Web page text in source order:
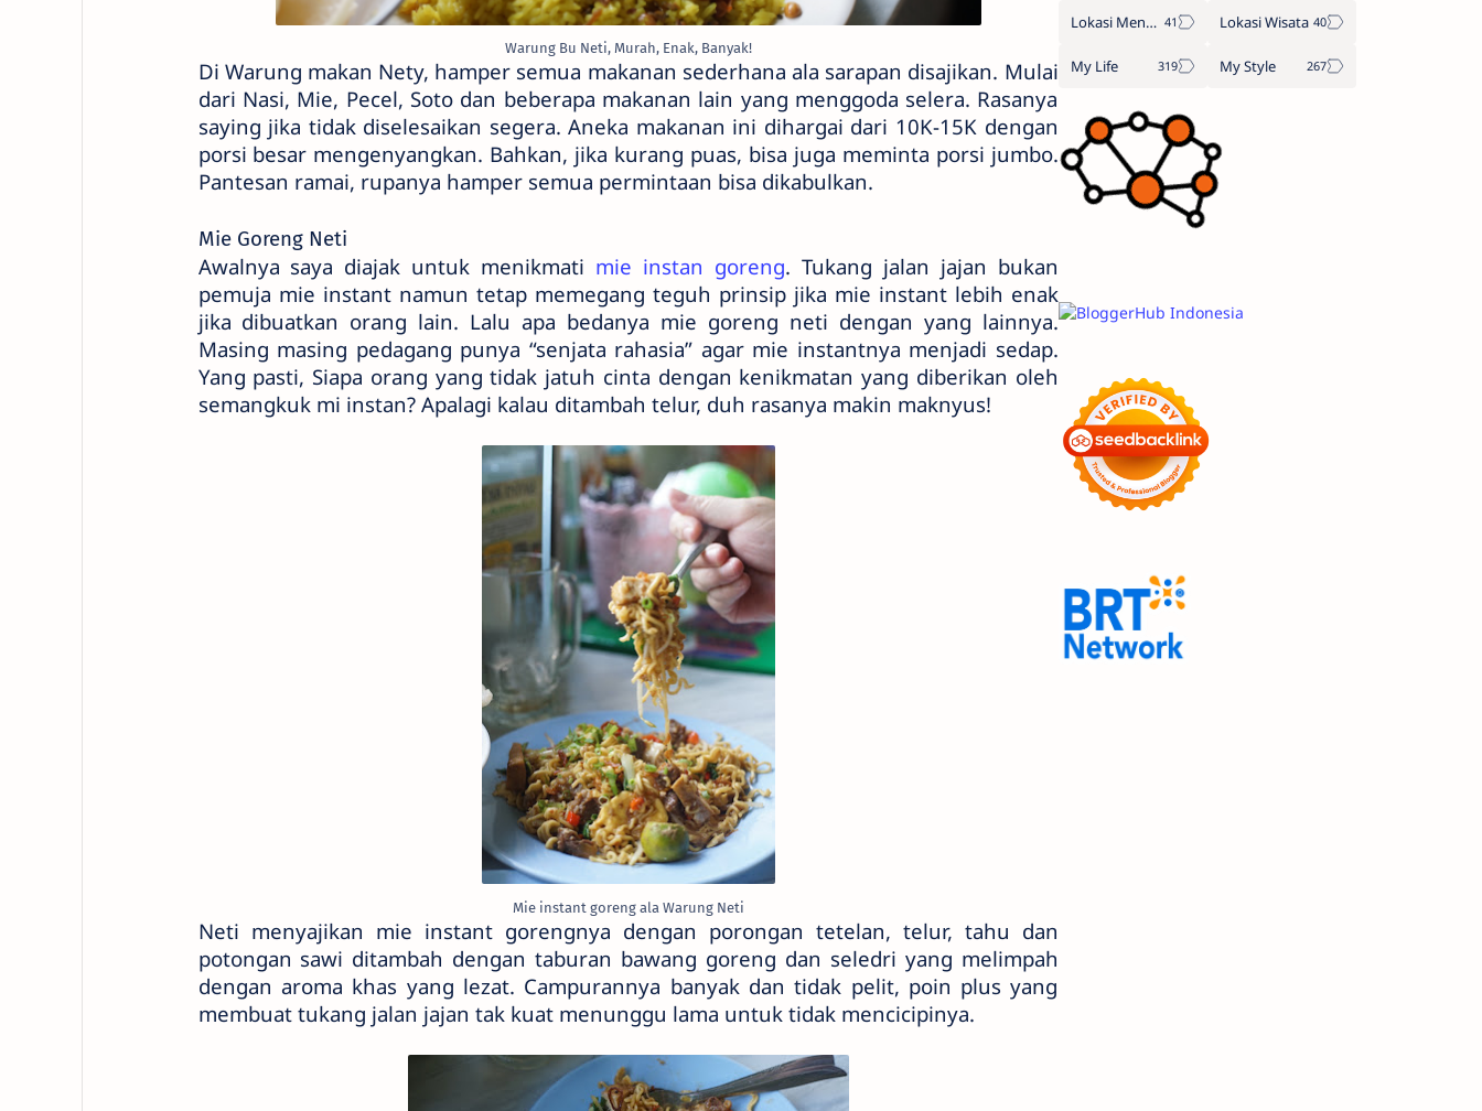
Warung Bu Neti, Murah, Enak, Banyak!
Di Warung makan Nety, hamper semua makanan sederhana ala sarapan disajikan. Mulai
dari Nasi, Mie, Pecel, Soto dan beberapa makanan lain yang menggoda selera. Rasanya
saying jika tidak diselesaikan segera. Aneka makanan ini dihargai dari 10K-15K dengan
porsi besar mengenyangkan. Bahkan, jika kurang puas, bisa juga meminta porsi jumbo.
Pantesan ramai, rupanya hamper semua permintaan bisa dikabulkan.
Mie Goreng Neti
Awalnya saya diajak untuk menikmati mie instan goreng. Tukang jalan jajan bukan
pemuja mie instant namun tetap memegang teguh prinsip jika mie instant lebih enak
jika dibuatkan orang lain. Lalu apa bedanya mie goreng neti dengan yang lainnya.
Masing masing pedagang punya “senjata rahasia” agar mie instantnya menjadi sedap.
Yang pasti, Siapa orang yang tidak jatuh cinta dengan kenikmatan yang diberikan oleh
semangkuk mi instan? Apalagi kalau ditambah telur, duh rasanya makin maknyus!
Mie instant goreng ala Warung Neti
Neti menyajikan mie instant gorengnya dengan porongan tetelan, telur, tahu dan
potongan sawi ditambah dengan taburan bawang goreng dan seledri yang melimpah
dengan aroma khas yang lezat. Campurannya banyak dan tidak pelit, poin plus yang
membuat tukang jalan jajan tak kuat menunggu lama untuk tidak mencicipinya.
Lokasi Menginap Lokasi Wisata
My Life My Style